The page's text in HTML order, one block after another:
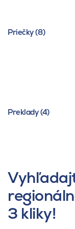
Priečky (8)
Preklady (4)
3 kliky!